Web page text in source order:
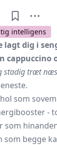
intelligens
lagt dig i
stadig træt
som
-
som
som begge